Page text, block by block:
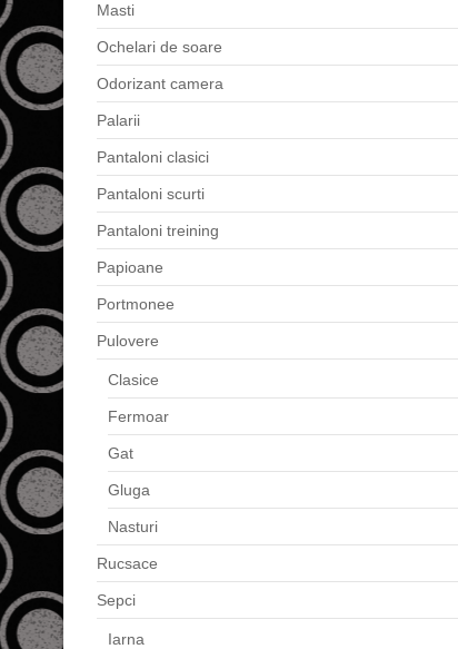
Masti
Ochelari de soare
Odorizant camera
Palarii
Pantaloni clasici
Pantaloni scurti
Pantaloni treining
Papioane
Portmonee
Pulovere
Clasice
Fermoar
Gat
Gluga
Nasturi
Rucsace
Sepci
Iarna